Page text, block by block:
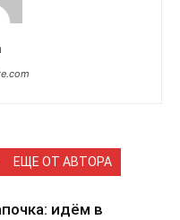
ЕЩЕ ОТ АВТОРА
идём в